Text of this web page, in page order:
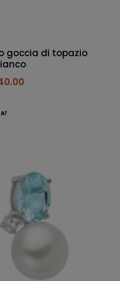
goccia di topazio